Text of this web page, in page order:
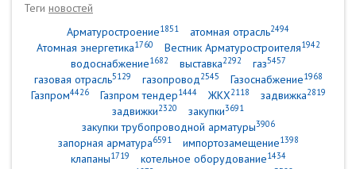
Теги новостей
Арматуростроение1851 атомная отрасль2494
Атомная энергетика1760 Вестник Арматуростроителя1942
водоснабжение1682 выставка2292 газ5457
газовая отрасль5129 газопровод2545 Газоснабжение1968
Газпром4426 Газпром тендер1444 ЖКХ2118 задвижка2819
задвижки2320 закупки3691
закупки трубопроводной арматуры3906
запорная арматура6591 импортозамещение1398
клапаны1719 котельное оборудование1434